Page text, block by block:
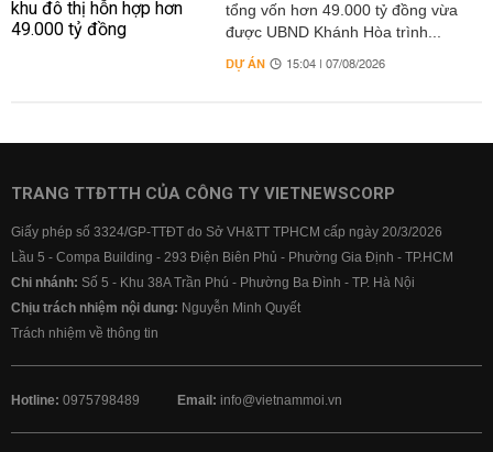
tổng vốn hơn 49.000 tỷ đồng vừa
được UBND Khánh Hòa trình...
DỰ ÁN 15:04 | 07/08/2026
TRANG TTĐTTH CỦA CÔNG TY VIETNEWSCORP
Giấy phép số 3324/GP-TTĐT do Sở VH&TT TPHCM cấp ngày 20/3/2026
Lầu 5 - Compa Building - 293 Điện Biên Phủ - Phường Gia Định - TP.HCM
Chi nhánh: Số 5 - Khu 38A Trần Phú - Phường Ba Đình - TP. Hà Nội
Chịu trách nhiệm nội dung: Nguyễn Minh Quyết
Trách nhiệm về thông tin
Hotline: 0975798489 Email: info@vietnammoi.vn